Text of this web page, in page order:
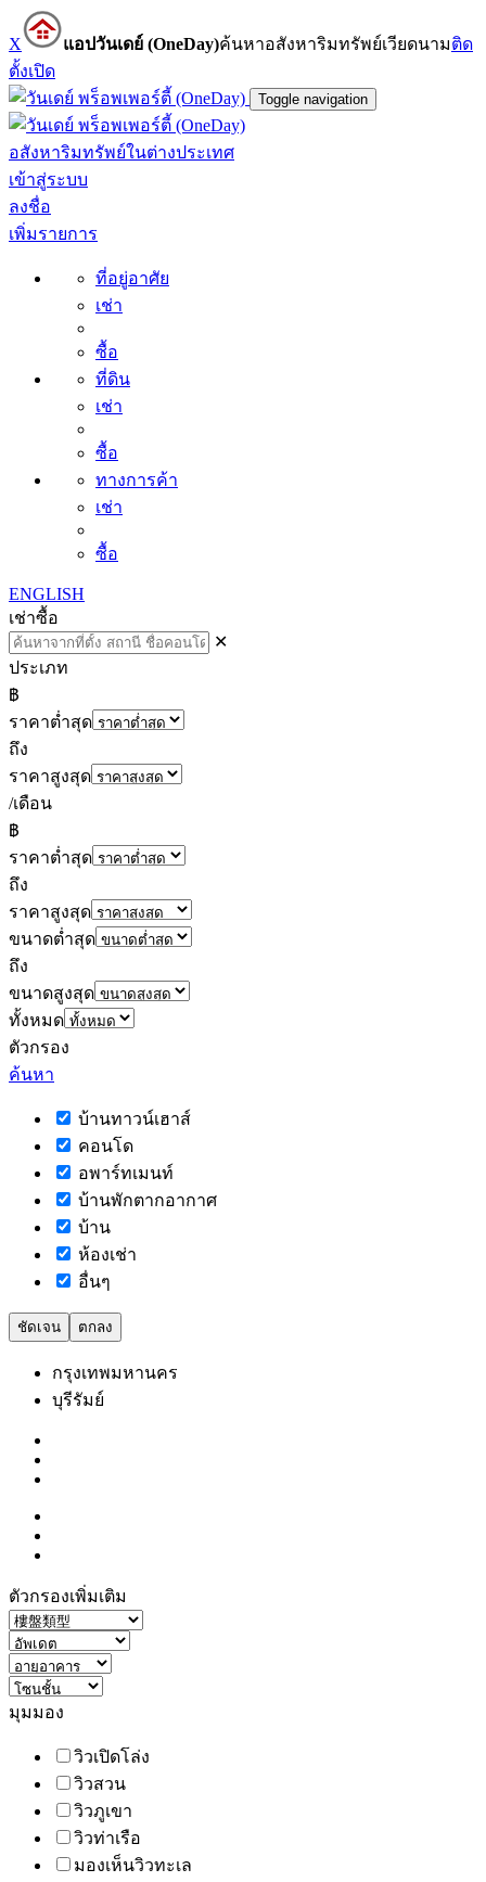
X แอปวันเดย์ (OneDay)ค้นหาอสังหาริมทรัพย์เวียดนามติด
ตั้งเปิด
Toggle navigation
อสังหาริมทรัพย์ในต่างประเทศ
เข้าสู่ระบบ
ลงชื่อ
เพิ่มรายการ
ที่อยู่อาศัย
เช่า
ซื้อ
ที่ดิน
เช่า
ซื้อ
ทางการค้า
เช่า
ซื้อ
ENGLISH
เช่าซื้อ
✕
ประเภท
฿
ราคาต่ำสุด
ถึง
ราคาสูงสุด
/เดือน
฿
ราคาต่ำสุด
ถึง
ราคาสูงสุด
ขนาดต่ำสุด
ถึง
ขนาดสูงสุด
ทั้งหมด
ตัวกรอง
ค้นหา
บ้านทาวน์เฮาส์
คอนโด
อพาร์ทเมนท์
บ้านพักตากอากาศ
บ้าน
ห้องเช่า
อื่นๆ
ชัดเจน ตกลง
กรุงเทพมหานคร
บุรีรัมย์
ตัวกรองเพิ่มเติม
มุมมอง
วิวเปิดโล่ง
วิวสวน
วิวภูเขา
วิวท่าเรือ
มองเห็นวิวทะเล